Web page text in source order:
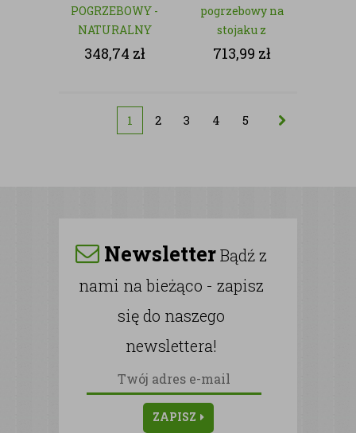
POGRZEBOWY -
NATURALNY
348,74 zł
pogrzebowy na
stojaku z
czerwonych róż
713,99 zł
1 2 3 4 5
NewsletterBądź z
nami na bieżąco - zapisz
się do naszego
newslettera!
ZAPISZ